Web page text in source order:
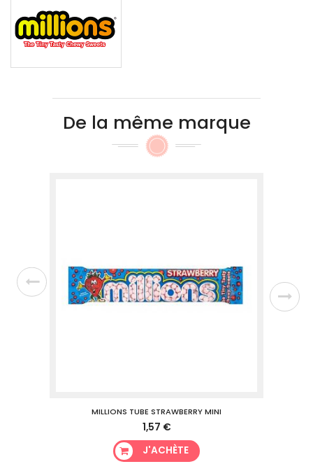
De la même marque
MILLIONS TUBE STRAWBERRY MINI
1,57 €
J'ACHÈTE